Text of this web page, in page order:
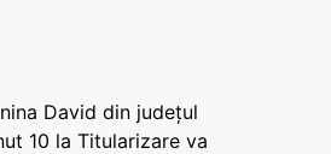
David din județul
10 la Titularizare va